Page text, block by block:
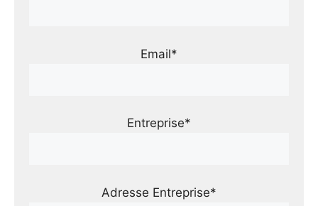
Email*
Entreprise*
Adresse Entreprise*